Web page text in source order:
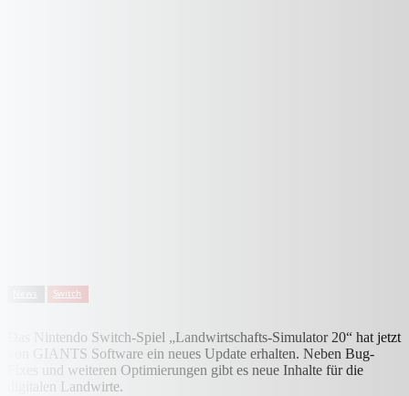
Switch
Das Nintendo Switch-Spiel „Landwirtschafts-Simulator 20“ hat jetzt
von GIANTS Software ein neues Update erhalten. Neben Bug-
Fixes und weiteren Optimierungen gibt es neue Inhalte für die
digitalen Landwirte.